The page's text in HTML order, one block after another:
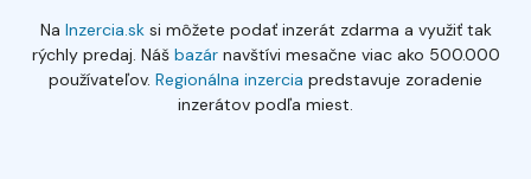
Na Inzercia.sksi môžete podať inzerát zdarma a využiť tak
rýchly predaj. Náš bazárnavštívi mesačne viac ako 500.000
používateľov. Regionálna inzercia predstavuje zoradenie
inzerátov podľa miest.